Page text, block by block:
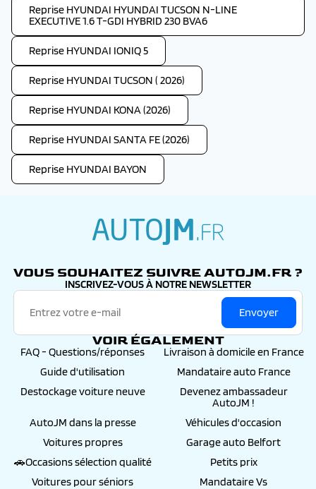
Reprise HYUNDAI HYUNDAI TUCSON N-LINE
EXECUTIVE 1.6 T-GDI HYBRID 230 BVA6
Reprise HYUNDAI IONIQ 5
Reprise HYUNDAI TUCSON ( 2026)
Reprise HYUNDAI KONA (2026)
Reprise HYUNDAI SANTA FE (2026)
Reprise HYUNDAI BAYON
VOUS SOUHAITEZ SUIVRE AUTOJM.FR ?
INSCRIVEZ-VOUS À NOTRE NEWSLETTER
Envoyer
VOIR ÉGALEMENT
FAQ - Questions/réponses
Livraison à domicile en France
Guide d'utilisation
Mandataire auto France
Destockage voiture neuve
Devenez ambassadeur
AutoJM !
AutoJM dans la presse
Véhicules d'occasion
Voitures propres
Garage auto Belfort
🚗Occasions sélection qualité
Petits prix
Voitures pour séniors
Mandataire Vs